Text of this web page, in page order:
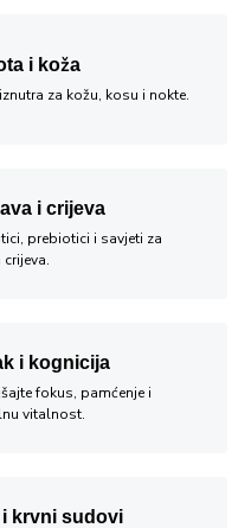
i koža
za kožu, kosu i nokte.
i crijeva
prebiotici i savjeti za
crijeva.
i kognicija
fokus, pamćenje i
vitalnost.
i krvni sudovi